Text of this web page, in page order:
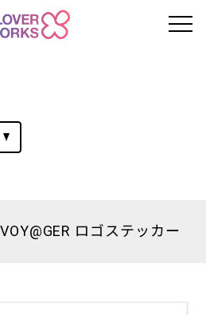
ロゴステッカー